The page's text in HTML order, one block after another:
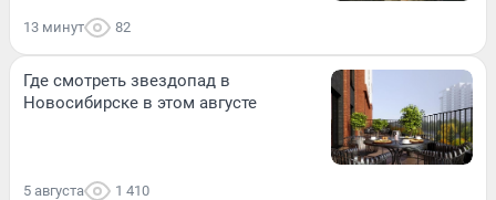
13 минут 82
Где смотреть звездопад в
Новосибирске в этом августе
5 августа 1 410